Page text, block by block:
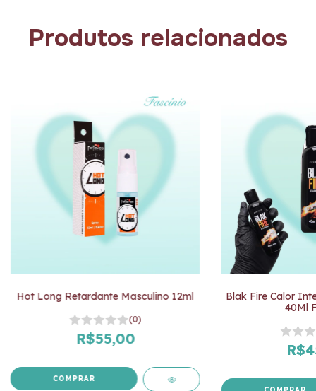
Produtos relacionados
Hot Long Retardante Masculino 12ml
(0)
R$55,00
Blak Fire Calor
40Ml